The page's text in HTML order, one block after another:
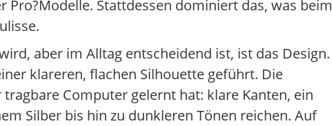
Stattdessen dominiert das, was beim
aber im Alltag entscheidend ist, ist das Design.
klareren, flachen Silhouette geführt. Die
Computer gelernt hat: klare Kanten, ein
Silber bis hin zu dunkleren Tönen reichen. Auf